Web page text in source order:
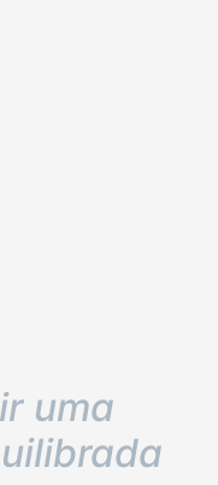
uma